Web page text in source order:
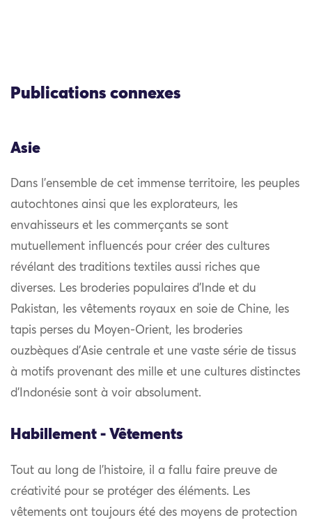
Publications connexes
Asie
Dans l’ensemble de cet immense territoire, les peuples
autochtones ainsi que les explorateurs, les
envahisseurs et les commerçants se sont
mutuellement influencés pour créer des cultures
révélant des traditions textiles aussi riches que
diverses. Les broderies populaires d’Inde et du
Pakistan, les vêtements royaux en soie de Chine, les
tapis perses du Moyen-Orient, les broderies
ouzbèques d’Asie centrale et une vaste série de tissus
à motifs provenant des mille et une cultures distinctes
d’Indonésie sont à voir absolument.
Habillement - Vêtements
Tout au long de l’histoire, il a fallu faire preuve de
créativité pour se protéger des éléments. Les
vêtements ont toujours été des moyens de protection